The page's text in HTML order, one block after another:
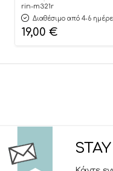
Διακόσμησης 3cm (50
τεμάχια) | Μ321Ρ
Riniotis
rin-m321r
Διαθέσιμο από 4-6
19,00 €